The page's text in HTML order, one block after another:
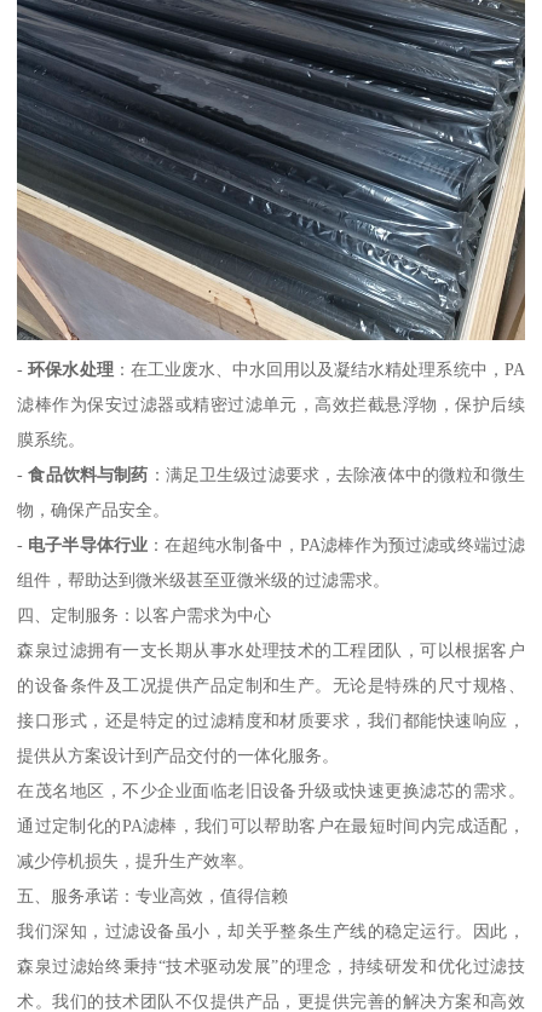
-环保水处理：在工业废水、中水回用以及凝结水精处理系统中，PA
滤棒作为保安过滤器或精密过滤单元，高效拦截悬浮物，保护后续
膜系统。
-食品饮料与制药 ：满足卫生级过滤要求，去除液体中的微粒和微生
物，确保产品安全。
- 电子半导体行业：在超纯水制备中，PA滤棒作为预过滤或终端过滤
组件，帮助达到微米级甚至亚微米级的过滤需求。
四、定制服务：以客户需求为中心
森泉过滤拥有一支长期从事水处理技术的工程团队，可以根据客户
的设备条件及工况提供产品定制和生产。无论是特殊的尺寸规格、
接口形式，还是特定的过滤精度和材质要求，我们都能快速响应，
提供从方案设计到产品交付的一体化服务。
在茂名地区，不少企业面临老旧设备升级或快速更换滤芯的需求。
通过定制化的PA滤棒，我们可以帮助客户在最短时间内完成适配，
减少停机损失，提升生产效率。
五、服务承诺：专业高效，值得信赖
我们深知，过滤设备虽小，却关乎整条生产线的稳定运行。因此，
森泉过滤始终秉持“技术驱动发展”的理念，持续研发和优化过滤技
术。我们的技术团队不仅提供产品，更提供完善的解决方案和高效